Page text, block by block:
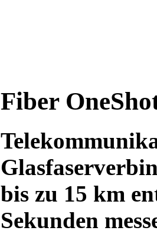
Fiber
bis zu 15 km
Sekunden